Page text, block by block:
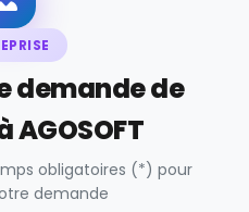
demande de
obligatoires (*) pour
demande